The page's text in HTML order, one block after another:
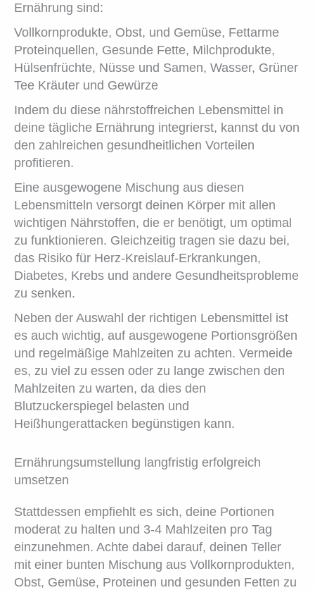
Ernährung sind:
Vollkornprodukte, Obst, und Gemüse, Fettarme
Proteinquellen, Gesunde Fette, Milchprodukte,
Hülsenfrüchte, Nüsse und Samen, Wasser, Grüner
Tee Kräuter und Gewürze
Indem du diese nährstoffreichen Lebensmittel in
deine tägliche Ernährung integrierst, kannst du von
den zahlreichen gesundheitlichen Vorteilen
profitieren.
Eine ausgewogene Mischung aus diesen
Lebensmitteln versorgt deinen Körper mit allen
wichtigen Nährstoffen, die er benötigt, um optimal
zu funktionieren. Gleichzeitig tragen sie dazu bei,
das Risiko für Herz-Kreislauf-Erkrankungen,
Diabetes, Krebs und andere Gesundheitsprobleme
zu senken.
Neben der Auswahl der richtigen Lebensmittel ist
es auch wichtig, auf ausgewogene Portionsgrößen
und regelmäßige Mahlzeiten zu achten. Vermeide
es, zu viel zu essen oder zu lange zwischen den
Mahlzeiten zu warten, da dies den
Blutzuckerspiegel belasten und
Heißhungerattacken begünstigen kann.
Ernährungsumstellung langfristig erfolgreich
umsetzen
Stattdessen empfiehlt es sich, deine Portionen
moderat zu halten und 3-4 Mahlzeiten pro Tag
einzunehmen. Achte dabei darauf, deinen Teller
mit einer bunten Mischung aus Vollkornprodukten,
Obst, Gemüse, Proteinen und gesunden Fetten zu